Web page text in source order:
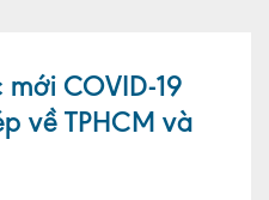
y bác sĩ
vật chất
COVID-19
về TPHCM và